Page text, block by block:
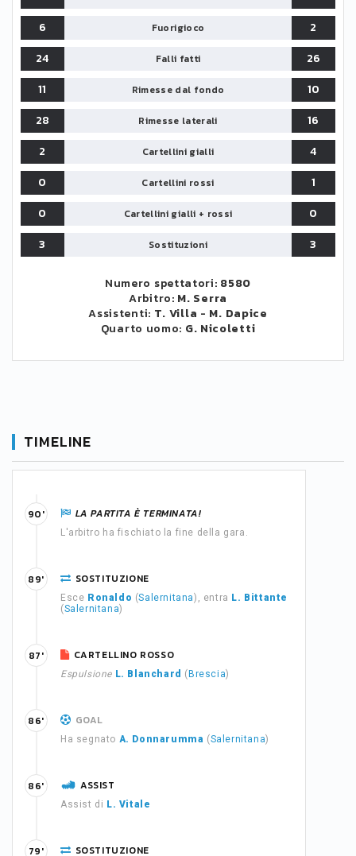
6
Fuorigioco
2
24
Falli fatti
26
11
Rimesse dal fondo
10
28
Rimesse laterali
16
2
Cartellini gialli
4
0
Cartellini rossi
1
0
Cartellini gialli + rossi
0
3
Sostituzioni 3
Numero spettatori: 8580
Arbitro: M. Serra
Assistenti: T. Villa - M. Dapice
Quarto uomo: G. Nicoletti
TIMELINE
LA PARTITA È TERMINATA!
L'arbitro ha fischiato la fine della gara.
90'
SOSTITUZIONE
Esce Ronaldo (Salernitana), entra L. Bittante
(Salernitana)
89'
CARTELLINO ROSSO
Espulsione L. Blanchard ( Brescia)
87'
GOAL
Ha segnato A. Donnarumma (Salernitana)
86'
ASSIST
Assist di L. Vitale
86'
SOSTITUZIONE
79'